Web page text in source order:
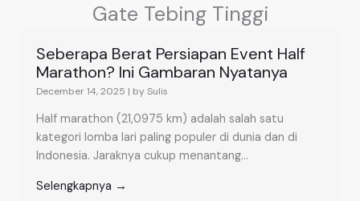
Gate Tebing Tinggi
Seberapa Berat Persiapan Event Half
Marathon? Ini Gambaran Nyatanya
December 14, 2025 | by Sulis
Half marathon (21,0975 km) adalah salah satu
kategori lomba lari paling populer di dunia dan di
Indonesia. Jaraknya cukup menantang...
Selengkapnya →